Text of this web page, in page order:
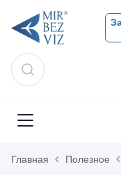
Главная Полезное